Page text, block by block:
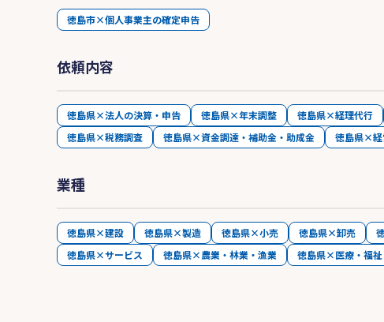
徳島市×個人事業主の確定申告
依頼内容
徳島県×法人の決算・申告 徳島県×年末調整 徳島県×経理代行
徳島県×税務調査
徳島県×資金調達・補助金・助成金 徳島県×経
業種
徳島県×建設 徳島県×製造 徳島県×小売 徳島県×卸売
徳島県×サービス
徳島県×農業・林業・漁業 徳島県×医療・福祉